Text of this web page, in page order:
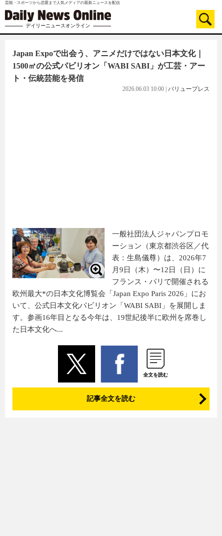
芸能・スポーツから恋愛まで人気メディアの最新ニュースを配信
デイリーニュースオンライン
Japan Expoで出会う、アニメだけではない日本文化｜
1500㎡の公式パビリオン「WABI SABI」が工芸・アー
ト・伝統芸能を発信
2026.06.03 10:00 バリュープレス
一般社団法人ジャパンプロモ
ーション（東京都渋谷区／代
表：生島儀尊）は、2026年7
月9日（木）〜12日（日）に
フランス・パリで開催される
欧州最大*の日本文化博覧会「Japan Expo Paris 2026」にお
いて、公式日本文化パビリオン「WABI SABI」を展開しま
す。参画16年目となる今年は、19世紀後半に欧州を席巻し
た日本文化へ...
全文を読む
記事全文を読む